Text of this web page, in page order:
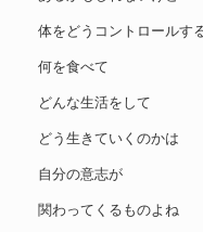
体をどうコントロールす
何を食べて
どんな生活をして
どう生きていくのかは
自分の意志が
関わってくるものよね